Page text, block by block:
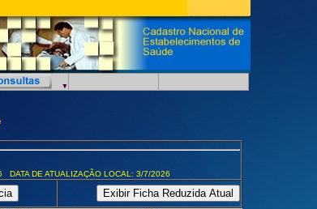
DATA DE ATUALIZAÇÃO LOCAL: 3/7/2026